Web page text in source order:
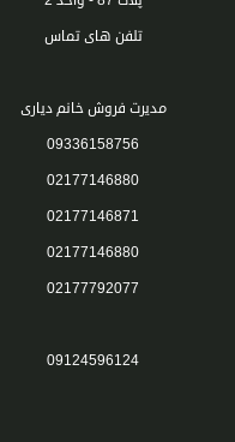
تلفن های تماس
مدیرت فروش خانم دیاری
09336158756
02177146880
02177146871
02177146880
02177792077
09124596124